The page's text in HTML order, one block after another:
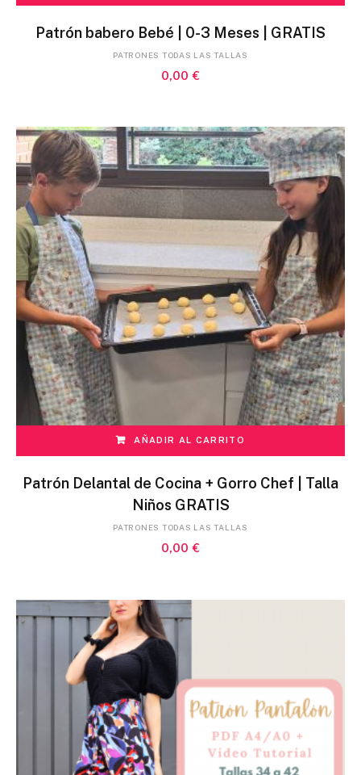
Patrón babero Bebé | 0-3 Meses | GRATIS
PATRONES TODAS LAS TALLAS
0,00€
AÑADIR AL CARRITO
Patrón Delantal de Cocina + Gorro Chef | Talla
Niños GRATIS
PATRONES TODAS LAS TALLAS
0,00€